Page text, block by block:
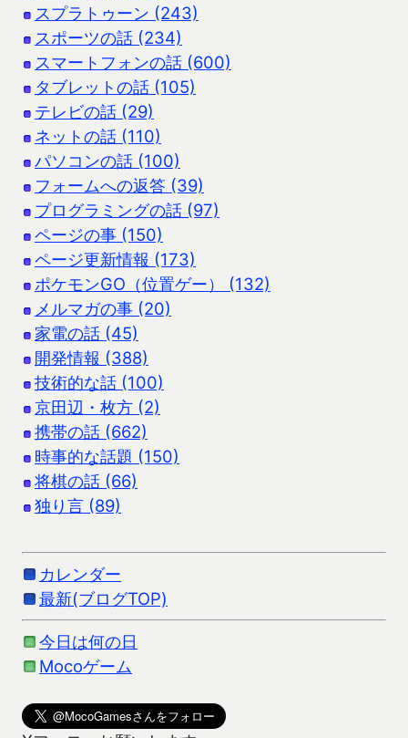
スプラトゥーン (243)
スポーツの話 (234)
スマートフォンの話 (600)
タブレットの話 (105)
テレビの話 (29)
ネットの話 (110)
パソコンの話 (100)
フォームへの返答 (39)
プログラミングの話 (97)
ページの事 (150)
ページ更新情報 (173)
ポケモンGO（位置ゲー） (132)
メルマガの事 (20)
家電の話 (45)
開発情報 (388)
技術的な話 (100)
京田辺・枚方 (2)
携帯の話 (662)
時事的な話題 (150)
将棋の話 (66)
独り言 (89)
カレンダー
最新(ブログTOP)
今日は何の日
Mocoゲーム